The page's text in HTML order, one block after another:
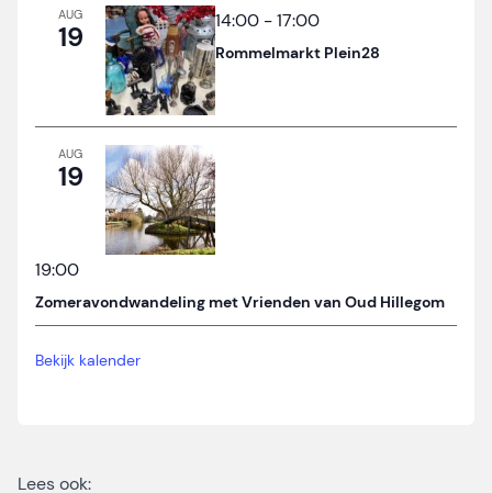
AUG
19 14:00 -17:00
Rommelmarkt Plein28
AUG
19
19:00
Zomeravondwandeling met Vrienden van Oud Hillegom
Bekijk kalender
Lees ook: